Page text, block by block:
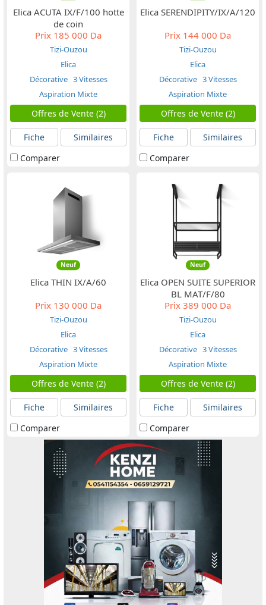
Elica ACUTA IX/F/100 hotte
de coin
Prix 185 000 Da
Tizi-Ouzou
Elica
Décorative 3 Vitesses
Aspiration Mixte
Offres de Vente (2)
Fiche
Similaires
Comparer
Elica SERENDIPITY/IX/A/120
Prix 144 000 Da
Tizi-Ouzou
Elica
Décorative 3 Vitesses
Aspiration Mixte
Offres de Vente (2)
Fiche
Similaires
Comparer
Neuf
Elica THIN IX/A/60
Prix 130 000 Da
Tizi-Ouzou
Elica
Décorative 3 Vitesses
Aspiration Mixte
Offres de Vente (2)
Fiche
Similaires
Comparer
Neuf
Elica OPEN SUITE SUPERIOR
BL MAT/F/80
Prix 389 000 Da
Tizi-Ouzou
Elica
Décorative 3 Vitesses
Aspiration Mixte
Offres de Vente (2)
Fiche
Similaires
Comparer